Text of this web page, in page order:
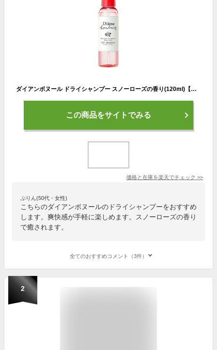
ダイアンボヌール ドライシャンプー スノーローズの香り(120ml)【ダイアンボヌール】
この商品をサイトでみる
価格と在庫を楽天でチェック >>
ぷりん(50代・女性)
こちらのダイアンボヌールのドライシャンプーをおすすめ
します。爽快感が手軽に楽しめます。スノーローズの香り
で癒されます。
全てのおすすめコメント（3件）
2